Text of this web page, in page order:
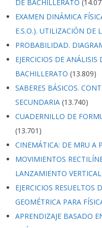
DE BACHILLERATO
EXAMEN DINÁMICA
E.S.O.). UTILIZACIÓN DE
PROBABILIDAD.
EJERCICIOS DE
BACHILLERATO (13.809)
SABERES BÁSICOS.
SECUNDARIA (13.740)
CUADERNILLO DE
(13.701)
CINEMÁTICA: DE MRU A
MOVIMIENTOS
LANZAMIENTO VERTICAL
EJERCICIOS RESUELTOS
GEOMÉTRICA PARA
APRENDIZAJE BASADO